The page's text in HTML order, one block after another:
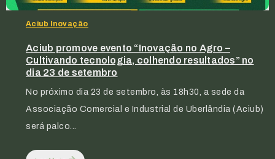
Aciub Inovação
Aciub promove evento “Inovação no Agro –
Cultivando tecnologia, colhendo resultados” no
dia 23 de setembro
No próximo dia 23 de setembro, às 18h30, a sede da
Associação Comercial e Industrial de Uberlândia (Aciub)
será palco...